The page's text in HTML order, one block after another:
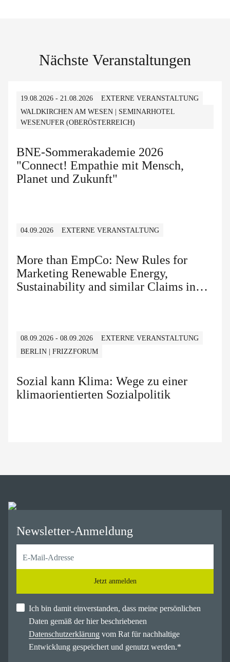
Nächste Veranstaltungen
19.08.2026 - 21.08.2026
EXTERNE VERANSTALTUNG
WALDKIRCHEN AM WESEN | SEMINARHOTEL
WESENUFER (OBERÖSTERREICH)
BNE-Sommerakademie 2026
"Connect! Empathie mit Mensch,
Planet und Zukunft"
04.09.2026 EXTERNE VERANSTALTUNG
More than EmpCo: New Rules for
Marketing Renewable Energy,
Sustainability and similar Claims in
08.09.2026 - 08.09.2026
EXTERNE VERANSTALTUNG
BERLIN | FRIZZFORUM
Sozial kann Klima: Wege zu einer
klimaorientierten Sozialpolitik
Newsletter-Anmeldung
Jetzt anmelden
Ich bin damit einverstanden, dass meine persönlichen
Daten gemäß der hier beschriebenen
Datenschutzerklärung vom Rat für nachhaltige
Entwicklung gespeichert und genutzt werden.*